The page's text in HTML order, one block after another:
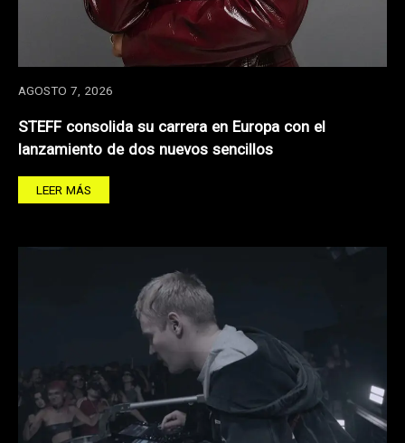
AGOSTO 7, 2026
STEFF consolida su carrera en Europa con el
lanzamiento de dos nuevos sencillos
LEER MÁS